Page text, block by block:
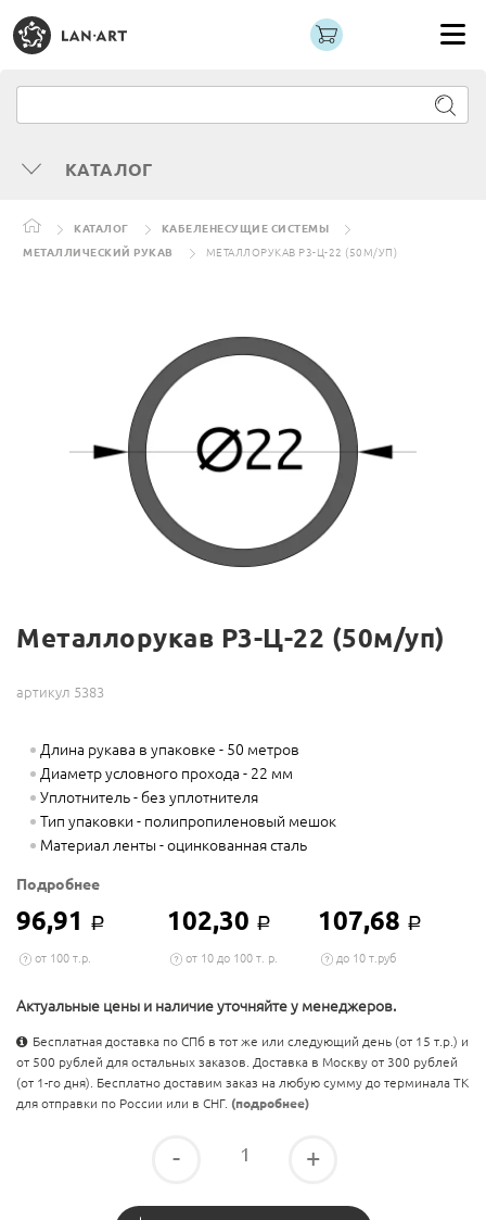
КАТАЛОГ
КАТАЛОГ
КАБЕЛЕНЕСУЩИЕ СИСТЕМЫ
МЕТАЛЛИЧЕСКИЙ РУКАВ
МЕТАЛЛОРУКАВ Р3-Ц-22 (50М/УП)
Металлорукав Р3-Ц-22 (50м/уп)
артикул 5383
Длина рукава в упаковке - 50 метров
Диаметр условного прохода - 22 мм
Уплотнитель - без уплотнителя
Тип упаковки - полипропиленовый мешок
Материал ленты - оцинкованная сталь
Подробнее
96,91 Р 102,30 Р 107,68 Р
от 100 т.р. от 10 до 100 т. р. до 10 т.руб
Актуальные цены и наличие уточняйте у менеджеров.
Бесплатная доставка по СПб в тот же или следующий день (от 15 т.р.) и
от 500 рублей для остальных заказов. Доставка в Москву от 300 рублей
(от 1-го дня). Бесплатно доставим заказ на любую сумму до терминала ТК
для отправки по России или в СНГ. (подробнее)
- +